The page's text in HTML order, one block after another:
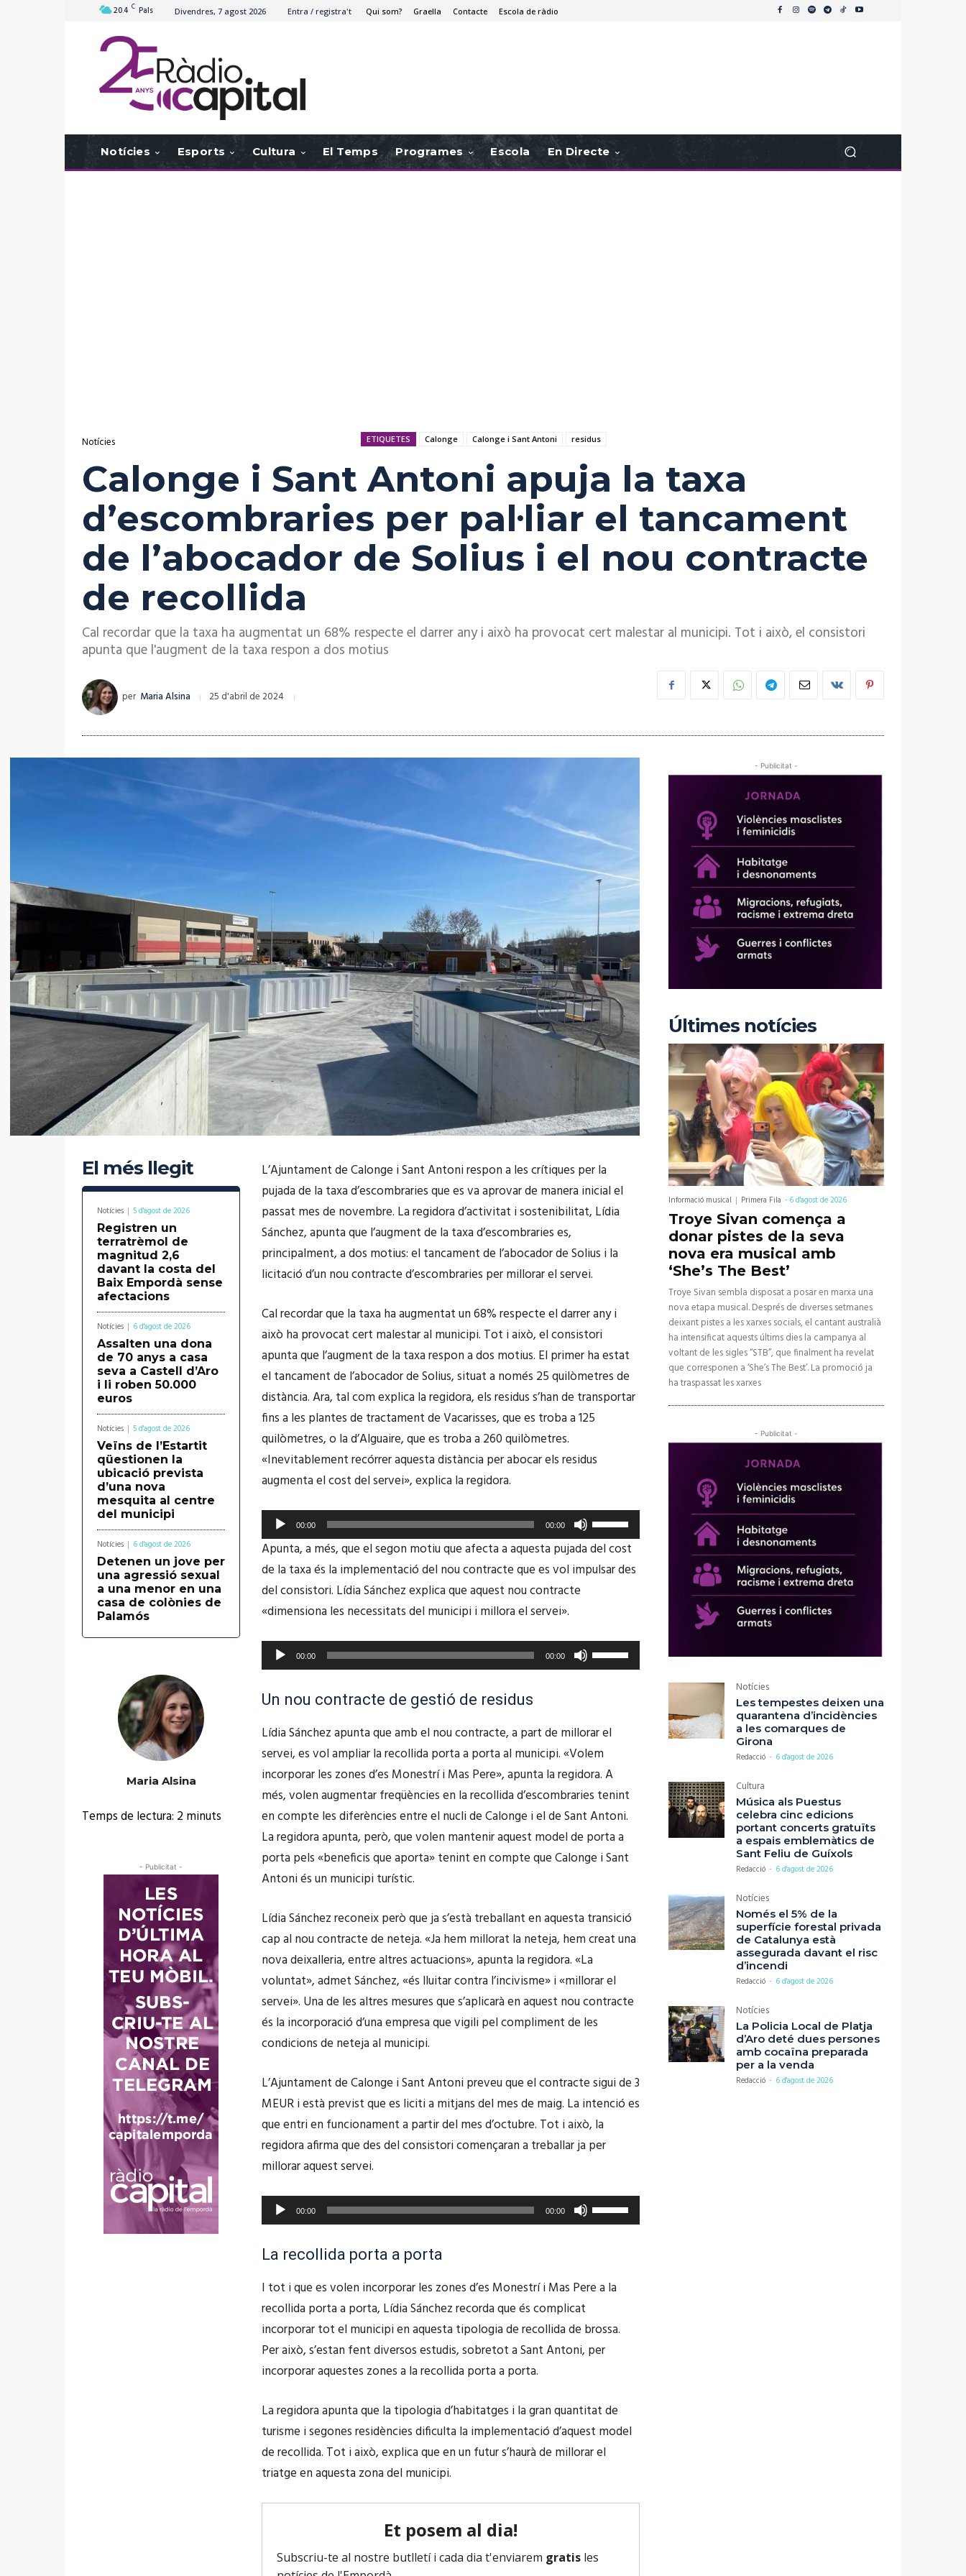
20.4 C Pals Divendres, 7 agost 2026 Entra / registra't Qui som? Graella Contacte Escola de ràdio
Notícies Esports Cultura El Temps Programes Escola En Directe
Notícies ETIQUETES Calonge Calonge i Sant Antoni residus
Calonge i Sant Antoni apuja la taxa
d’escombraries per pal·liar el tancament
de l’abocador de Solius i el nou contracte
de recollida
Cal recordar que la taxa ha augmentat un 68% respecte el darrer any i això ha provocat cert malestar al municipi. Tot i això, el consistori
apunta que l'augment de la taxa respon a dos motius
per Maria Alsina 25 d'abril de 2024
El més llegit
Notícies 5 d'agost de 2026
Registren un
terratrèmol de
magnitud 2,6
davant la costa del
Baix Empordà sense
afectacions
Notícies 6 d'agost de 2026
Assalten una dona
de 70 anys a casa
seva a Castell d’Aro
i li roben 50.000
euros
Notícies 5 d'agost de 2026
Veïns de l’Estartit
qüestionen la
ubicació prevista
d’una nova
mesquita al centre
del municipi
Notícies 6 d'agost de 2026
Detenen un jove per
una agressió sexual
a una menor en una
casa de colònies de
Palamós
Maria Alsina
Temps de lectura: 2minuts
- Publicitat -
L’Ajuntament de Calonge i Sant Antoni respon a les crítiques per la
pujada de la taxa d’escombraries que es va aprovar de manera inicial el
passat mes de novembre. La regidora d’activitat i sostenibilitat, Lídia
Sánchez, apunta que l’augment de la taxa d’escombraries es,
principalment, a dos motius: el tancament de l’abocador de Solius i la
licitació d’un nou contracte d’escombraries per millorar el servei.
Cal recordar que la taxa ha augmentat un 68% respecte el darrer any i
això ha provocat cert malestar al municipi. Tot i això, el consistori
apunta que l’augment de la taxa respon a dos motius. El primer ha estat
el tancament de l’abocador de Solius, situat a només 25 quilòmetres de
distància. Ara, tal com explica la regidora, els residus s’han de transportar
fins a les plantes de tractament de Vacarisses, que es troba a 125
quilòmetres, o la d’Alguaire, que es troba a 260 quilòmetres.
«Inevitablement recórrer aquesta distància per abocar els residus
augmenta el cost del servei», explica la regidora.
e
p
u
c
o
r
d
'
à
u
d
i
o
00:00 00:00
F
e
v
e
s
t
e
c
l
e
e
f
l
e
t
x
a
p
a
m
t
/
p
v
a
p
e
r
i
r
Apunta, a més, que el segon motiu que afecta a aquesta pujada del cost
de la taxa és la implementació del nou contracte que es vol impulsar des
del consistori. Lídia Sánchez explica que aquest nou contracte
«dimensiona les necessitats del municipi i millora el servei».
e
p
o
d
u
c
t
o
r
d
à
u
d
i
o
00:00 00:00
F
e
e
r
v
i
r
l
e
e
c
l
e
s
d
l
e
x
c
a
l
Un nou contracte de gestió de residus
Lídia Sánchez apunta que amb el nou contracte, a part de millorar el
servei, es vol ampliar la recollida porta a porta al municipi. «Volem
incorporar les zones d’es Monestrí i Mas Pere», apunta la regidora. A
més, volen augmentar freqüències en la recollida d’escombraries tenint
en compte les diferències entre el nucli de Calonge i el de Sant Antoni.
La regidora apunta, però, que volen mantenir aquest model de porta a
porta pels «beneficis que aporta» tenint en compte que Calonge i Sant
Antoni és un municipi turístic.
Lídia Sánchez reconeix però que ja s’està treballant en aquesta transició
cap al nou contracte de neteja. «Ja hem millorat la neteja, hem creat una
nova deixalleria, entre altres actuacions», apunta la regidora. «La
voluntat», admet Sánchez, «és lluitar contra l’incivisme» i «millorar el
servei». Una de les altres mesures que s’aplicarà en aquest nou contracte
és la incorporació d’una empresa que vigili pel compliment de les
condicions de neteja al municipi.
L’Ajuntament de Calonge i Sant Antoni preveu que el contracte sigui de 3
MEUR i està previst que es liciti a mitjans del mes de maig. La intenció es
que entri en funcionament a partir del mes d’octubre. Tot i això, la
regidora afirma que des del consistori començaran a treballar ja per
millorar aquest servei.
e
p
o
d
u
c
t
r
d
'
à
00:00 00:00
F
e
e
v
i
e
s
t
s
La recollida porta a porta
I tot i que es volen incorporar les zones d’es Monestrí i Mas Pere a la
recollida porta a porta, Lídia Sánchez recorda que és complicat
incorporar tot el municipi en aquesta tipologia de recollida de brossa.
Per això, s’estan fent diversos estudis, sobretot a Sant Antoni, per
incorporar aquestes zones a la recollida porta a porta.
La regidora apunta que la tipologia d’habitatges i la gran quantitat de
turisme i segones residències dificulta la implementació d’aquest model
de recollida. Tot i això, explica que en un futur s’haurà de millorar el
triatge en aquesta zona del municipi.
- Publicitat -
Últimes notícies
Informació musical Primera Fila -6 d'agost de 2026
Troye Sivan comença a
donar pistes de la seva
nova era musical amb
‘She’s The Best’
Troye Sivan sembla disposat a posar en marxa una
nova etapa musical. Després de diverses setmanes
deixant pistes a les xarxes socials, el cantant australià
ha intensificat aquests últims dies la campanya al
voltant de les sigles “STB”, que finalment ha revelat
que corresponen a ‘She’s The Best’. La promoció ja
ha traspassat les xarxes
- Publicitat -
Notícies
Les tempestes deixen una
quarantena d’incidències
a les comarques de
Girona
Redacció - 6 d'agost de 2026
Cultura
Música als Puestus
celebra cinc edicions
portant concerts gratuïts
a espais emblemàtics de
Sant Feliu de Guíxols
Redacció - 6 d'agost de 2026
Notícies
Només el 5% de la
superfície forestal privada
de Catalunya està
assegurada davant el risc
d’incendi
Redacció - 6 d'agost de 2026
Notícies
La Policia Local de Platja
d’Aro deté dues persones
amb cocaïna preparada
per a la venda
Redacció - 6 d'agost de 2026